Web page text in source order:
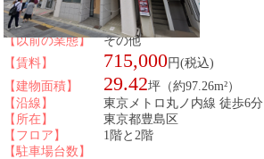
図面番号：434678
【以前の業態】
その他
【賃料】
715,000円(税込)
【建物面積】
29.42坪（約97.26m²）
【沿線】
東京メトロ丸ノ内線 徒歩6分
【所在】
東京都豊島区
【フロア】
1階と2階
【駐車場台数】